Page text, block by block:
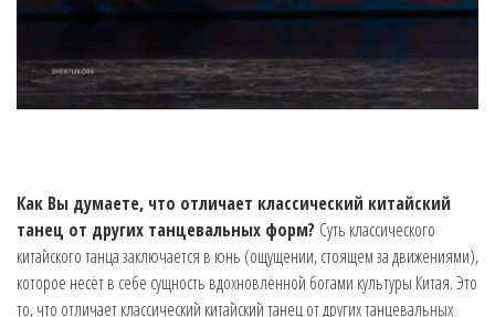
Как Вы думаете, что отличает классический китайский
танец от других танцевальных форм? Суть классического
китайского танца заключается в юнь (ощущении, стоящем за движениями),
которое несёт в себе сущность вдохновлённой богами культуры Китая. Это
то, что отличает классический китайский танец от других танцевальных